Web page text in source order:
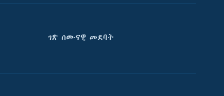
ገጽ ሰሙናዊ መደባት